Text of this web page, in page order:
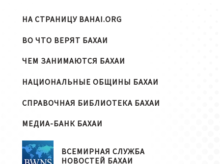
НА СТРАНИЦУ BAHAI.ORG
ВО ЧТО ВЕРЯТ БАХАИ
ЧЕМ ЗАНИМАЮТСЯ БАХАИ
НАЦИОНАЛЬНЫЕ ОБЩИНЫ БАХАИ
СПРАВОЧНАЯ БИБЛИОТЕКА БАХАИ
МЕДИА-БАНК БАХАИ
ВСЕМИРНАЯ СЛУЖБА
НОВОСТЕЙ БАХАИ